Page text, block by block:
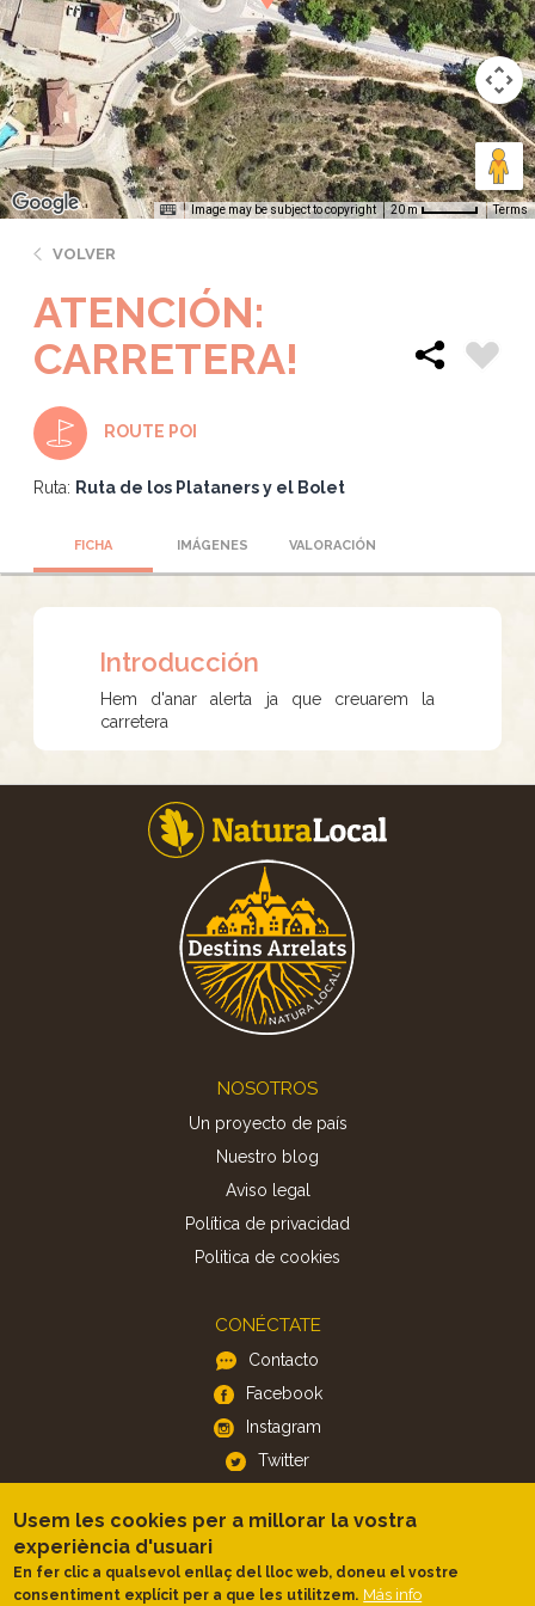
Image may be subject to copyright 20 m Terms
VOLVER
ATENCIÓN:
CARRETERA!
ROUTE POI
Ruta: Ruta de los Plataners y el Bolet
FICHA IMÁGENES VALORACIÓN
Introducción
Hem d'anar alerta ja que creuarem la
carretera
NOSOTROS
Un proyecto de país
Nuestro blog
Aviso legal
Política de privacidad
Politica de cookies
CONÉCTATE
Contacto
Facebook
Instagram
Twitter
APP
iOS
Android
Usem les cookies per a millorar la vostra
experiència d'usuari
En fer clic a qualsevol enllaç del lloc web, doneu el vostre
consentiment explícit per a que les utilitzem. Más info